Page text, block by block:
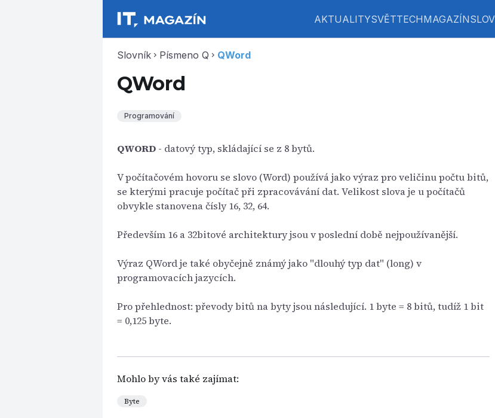
AKTUALITYSVĚTTECHMAGAZÍN
Slovník chevron_right Písmeno Q chevron_right QWord
QWord
Programování
QWORD - datový typ, skládající se z 8 bytů.
V počítačovém hovoru se slovo (Word) používá jako výraz pro veličinu počtu bitů,
se kterými pracuje počítač při zpracovávání dat. Velikost slova je u počítačů
obvykle stanovena čísly 16, 32, 64.
Především 16 a 32bitové architektury jsou v poslední době nejpoužívanější.
Výraz QWord je také obyčejně známý jako "dlouhý typ dat" (long) v
programovacích jazycích.
Pro přehlednost: převody bitů na byty jsou následující. 1 byte = 8 bitů, tudíž 1 bit
= 0,125 byte.
Mohlo by vás také zajímat:
Byte